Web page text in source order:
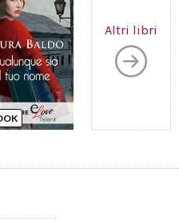
Altri libri